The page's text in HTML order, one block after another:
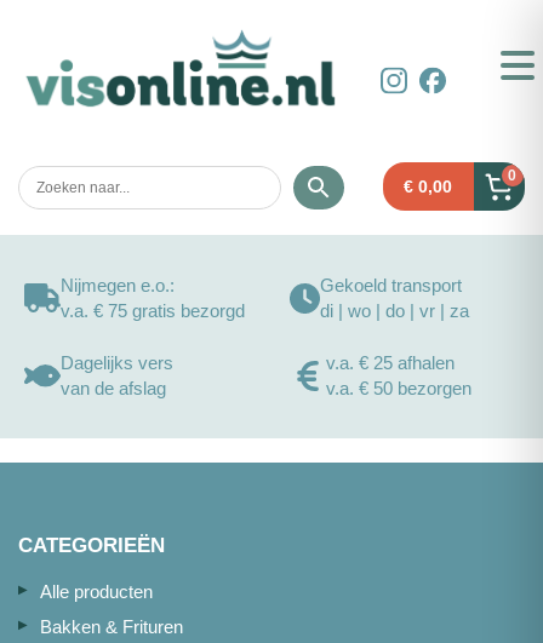
€ 0,00
0
Nijmegen e.o.:
v.a. € 75 gratis bezorgd
Gekoeld transport
di | wo | do | vr | za
Dagelijks vers
van de afslag
v.a. € 25 afhalen
v.a. € 50 bezorgen
CATEGORIEËN
Alle producten
Bakken & Frituren